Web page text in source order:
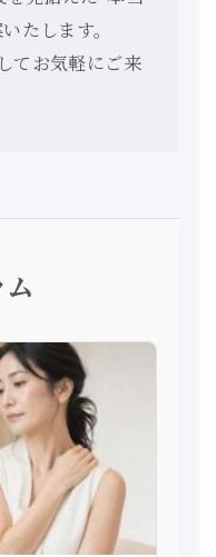
たします。
てお気軽にご来